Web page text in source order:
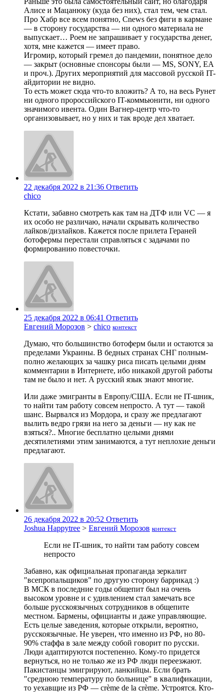
Алисе и Мацанюку (куда без них), стал тем, чем стал.
Про Хабр все всем понятно, Cnews без фиги в кармане
— в сторону государства — ни одного материала не
выпускает… Роем не запрашивает у государства денег,
хотя, мне кажется — имеет право.
Игромир, который гремел до пандемии, понятное дело
— закрыт (основные спонсоры были — MS, SONY, EA
и проч.). Других мероприятий для массовой русской IT-
айдитории не видно.
То есть может сюда что-то вложить? А то, на весь Рунет
ни одного пророссийского IT-коммьюнити, ни одного
значимого ивента. Один Вагнер-центр что-то
организовывает, но у них и так вроде дел хватает.
22 декабря 2022 в 21:36 Ответить
chico
Кстати, забавно смотреть как там на ДТФ или VC — я
их особо не различаю, начали скрывать количество
лайков/дизлайков. Кажется после прилета Гераней
ботофермы перестали справляться с задачами по
формированию повесточки.
25 декабря 2022 в 06:41 Ответить
Евгений Морозов > chico контекст
Думаю, что большинство ботоферм были и остаются за
пределами Украины. В бедных странах СНГ полным-
полно желающих за чашку риса писать целыми дням
комментарии в Интернете, ибо никакой другой работы
там не было и нет. А русский язык знают многие.
Или даже эмигранты в Европу/США. Если не IT-шник,
то найти там работу совсем непросто. А тут — такой
шанс. Вырвался из Мордора, и сразу же предлагают
вылить ведро грязи на него за деньги — ну как не
взяться?.. Многие бесплатно целыми днями
десятилетиями этим занимаются, а тут неплохие деньги
предлагают.
26 декабря 2022 в 20:52 Ответить
Joshua Happytree > Евгений Морозов контекст
Если не IT-шник, то найти там работу совсем
непросто
Забавно, как официальная пропаганда зеркалит
"всепропальщиков" по другую сторону баррикад :)
В МСК в последние годы общепит был на очень
высоком уровне и с удивлением стал замечать все
больше русскоязычных сотрудников в общепите
местном. Бармены, официанты и даже управляющие.
Есть целые заведения, которые открыли, вероятно,
русскоязычные. Не уверен, что именно из РФ, но 80-
90% стаффа в зале между собой говорит по русски.
Люди адаптируются постепенно. Кому-то придется
вернуться, но не только же из РФ люди переезжают.
Пакистанцы эмигрируют, ланкийцы. Если брать
"среднюю температуру по больнице" в квалификации,
то уехавщие из РФ — crème de la crème. Устроятся. Кто-